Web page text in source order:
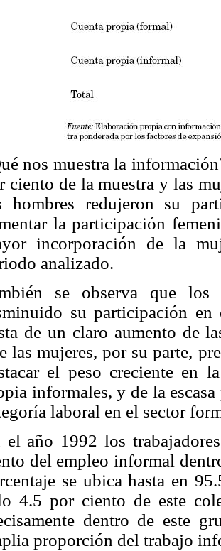
nos muestra la
ciento de la muestra y las
hombres redujeron su
la participación
incorporación de la
analizado.
se observa que los
su participación
de un claro aumento de
las mujeres, por su parte,
el peso creciente en
informales, y de la
laboral en el sector
el año 1992 los
del empleo informal
se ubica hasta en
4.5 por ciento de este
dentro de este
proporción del trabajo